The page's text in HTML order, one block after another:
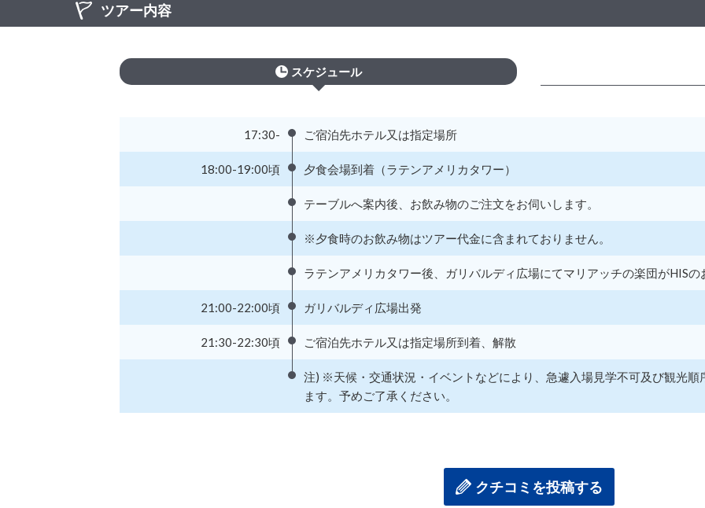
ツアー内容
スケジュール
17:30- ご宿泊先ホテル又は指定場所
18:00-19:00頃 夕食会場到着（ラテンアメリカタワー）
テーブルへ案内後、お飲み物のご注文をお伺いします。
※夕食時のお飲み物はツアー代金に含まれておりません。
ラテンアメリカタワー後、ガリバルディ広場にてマリアッチの楽団がHIS
21:00-22:00頃 ガリバルディ広場出発
21:30-22:30頃 ご宿泊先ホテル又は指定場所到着、解散
注) ※天候・交通状況・イベントなどにより、急遽入場見学不可及び観光
ます。予めご了承ください。
クチコミを投稿する